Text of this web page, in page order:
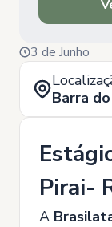
3 de Junho
Barra
Pirai-
A